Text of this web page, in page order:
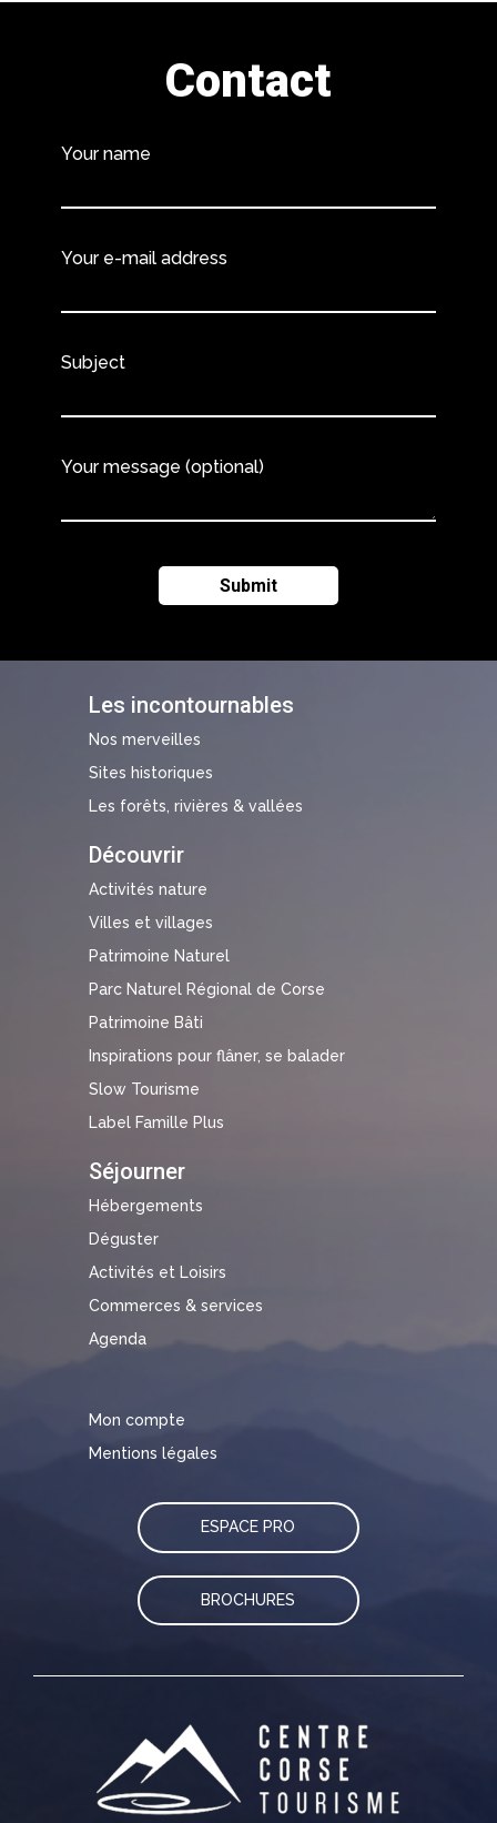
Les incontournables
Nos merveilles
Sites historiques
Les forêts, rivières & vallées
Découvrir
Activités nature
Villes et villages
Patrimoine Naturel
Parc Naturel Régional de Corse
Patrimoine Bâti
Inspirations pour flâner, se balader
Slow Tourisme
Label Famille Plus
Séjourner
Hébergements
Déguster
Activités et Loisirs
Commerces & services
Agenda
Mon compte
Mentions légales
ESPACE PRO
BROCHURES
Contact
Your name
Your e-mail address
Subject
Your message (optional)